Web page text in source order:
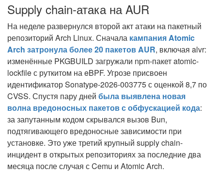
Supply chain-атака на AUR
На неделе развернулся второй акт атаки на пакетный
репозиторий Arch Linux. Сначала кампания Atomic
Arch затронула более 20 пакетов AUR, включая alvr:
изменённые PKGBUILD загружали npm-пакет atomic-
lockfile с руткитом на eBPF. Угрозе присвоен
идентификатор Sonatype-2026-003775 с оценкой 8,7 по
CVSS. Спустя пару дней была выявлена новая
волна вредоносных пакетов с обфускацией кода:
за запутанным кодом скрывался вызов Bun,
подтягивающего вредоносные зависимости при
установке. Это уже третий крупный supply chain-
инцидент в открытых репозиториях за последние два
месяца после случая с Cemu и Atomic Arch.